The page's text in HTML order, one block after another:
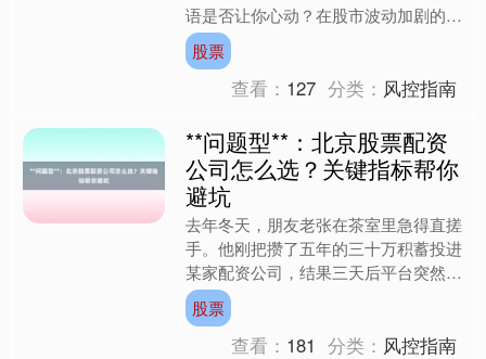
语是否让你心动？在股市波动加剧的当
下，股票配资平台如雨后春笋般涌现，
宣称能通过杠杆放大收....
股票
查看： 127 分类： 风控指南
**问题型**：北京股票配资
公司怎么选？关键指标帮你
避坑
去年冬天，朋友老张在茶室里急得直搓
手。他刚把攒了五年的三十万积蓄投进
某家配资公司，结果三天后平台突然无
法登录，客服电话成了空号。更讽刺的
是，他签的合同里藏着"账....
股票
查看： 181 分类： 风控指南